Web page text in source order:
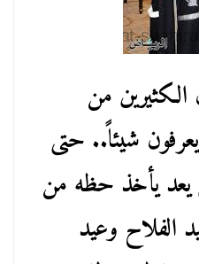
الكثيرين من
شيئاً.. حتى
يعد يأخذ حظه من
الفلاح وعيد